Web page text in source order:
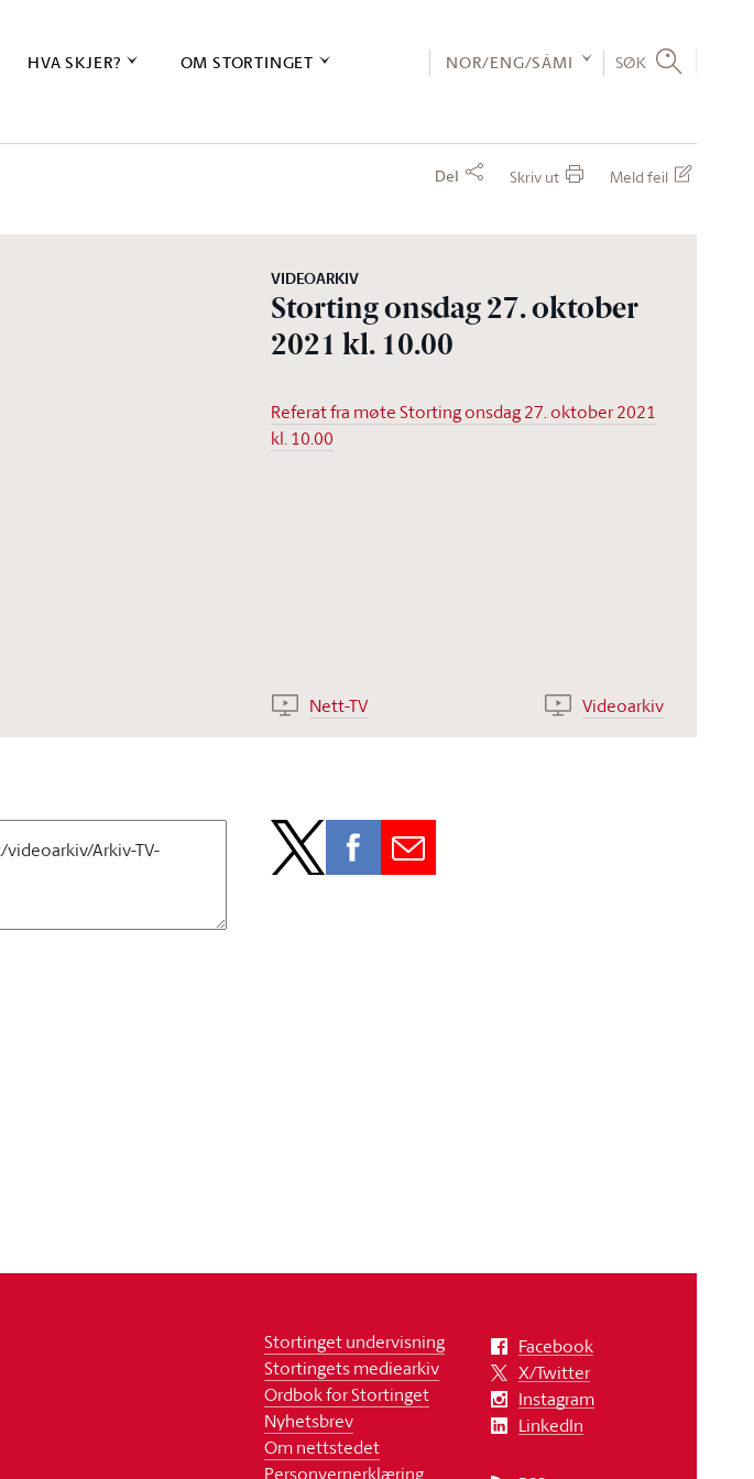
HVA SKJER? OM STORTINGET NOR/ENG/SÁMI SØK
Del Skriv ut Meld feil
VIDEOARKIV
Storting onsdag 27. oktober
2021 kl. 10.00
Referat fra møte Storting onsdag 27. oktober 2021
kl. 10.00
Nett-TV Videoarkiv
Stortinget undervisning
Stortingets mediearkiv
Ordbok for Stortinget
Nyhetsbrev
Om nettstedet
Personvernerklæring
Facebook
X/Twitter
Instagram
LinkedIn